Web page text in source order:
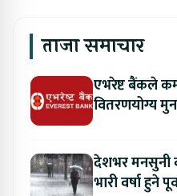
ताजा समाचार
एभरेष्ट बैंकले
वितरणयोग्य
देशभर मनसुनी
भारी वर्षा हुने